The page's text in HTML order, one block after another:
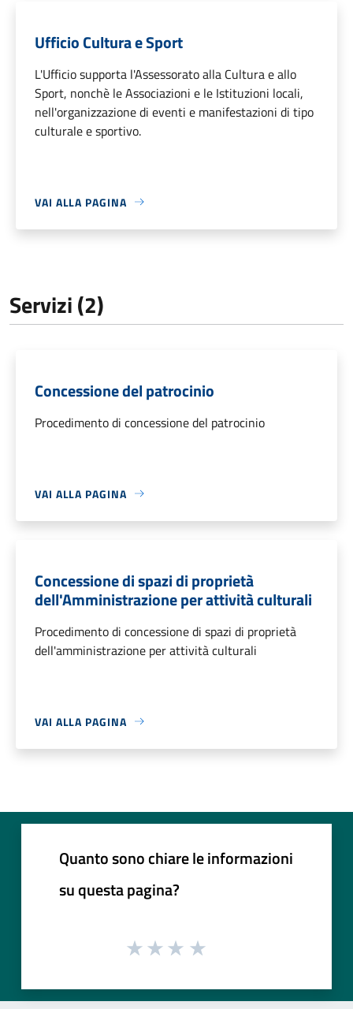
Ufficio Cultura e Sport
L'Ufficio supporta l'Assessorato alla Cultura e allo
Sport, nonchè le Associazioni e le Istituzioni locali,
nell'organizzazione di eventi e manifestazioni di tipo
culturale e sportivo.
VAI ALLA PAGINA
Servizi (2)
Concessione del patrocinio
Procedimento di concessione del patrocinio
VAI ALLA PAGINA
Concessione di spazi di proprietà
dell'Amministrazione per attività culturali
Procedimento di concessione di spazi di proprietà
dell'amministrazione per attività culturali
VAI ALLA PAGINA
Quanto sono chiare le informazioni
su questa pagina?